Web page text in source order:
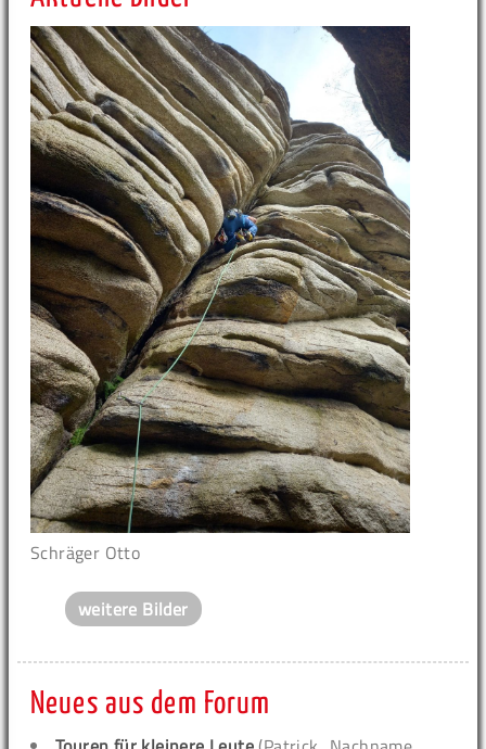
Schräger Otto
weitere Bilder
Neues aus dem Forum